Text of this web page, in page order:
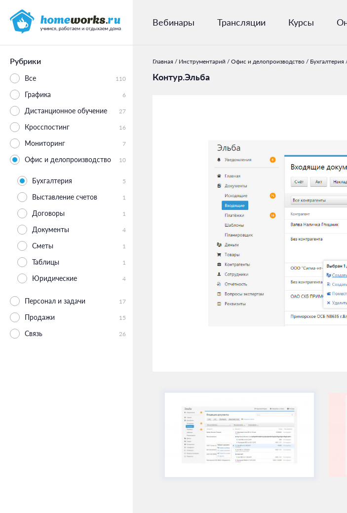
Рубрики
Все 110
Графика 6
Дистанционное обучение 27
Кросспостинг 16
Мониторинг 7
Офис и делопроизводство 10
Бухгалтерия 5
Выставление счетов 1
Договоры 1
Документы 4
Сметы 1
Таблицы 1
Юридические 4
Персонал и задачи 17
Продажи 15
Связь 26
Вебинары Трансляции Курсы
Главная / Инструментарий / Офис и делопроизводство/ Бухгалтерия
Контур.Эльба